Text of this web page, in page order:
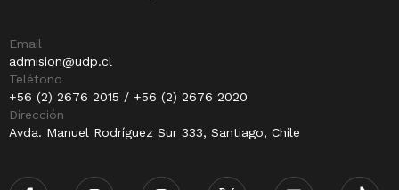
Email
admision@udp.cl
Teléfono
+56 (2) 2676 2015 / +56 (2) 2676 2020
Dirección
Avda. Manuel Rodríguez Sur 333, Santiago, Chile